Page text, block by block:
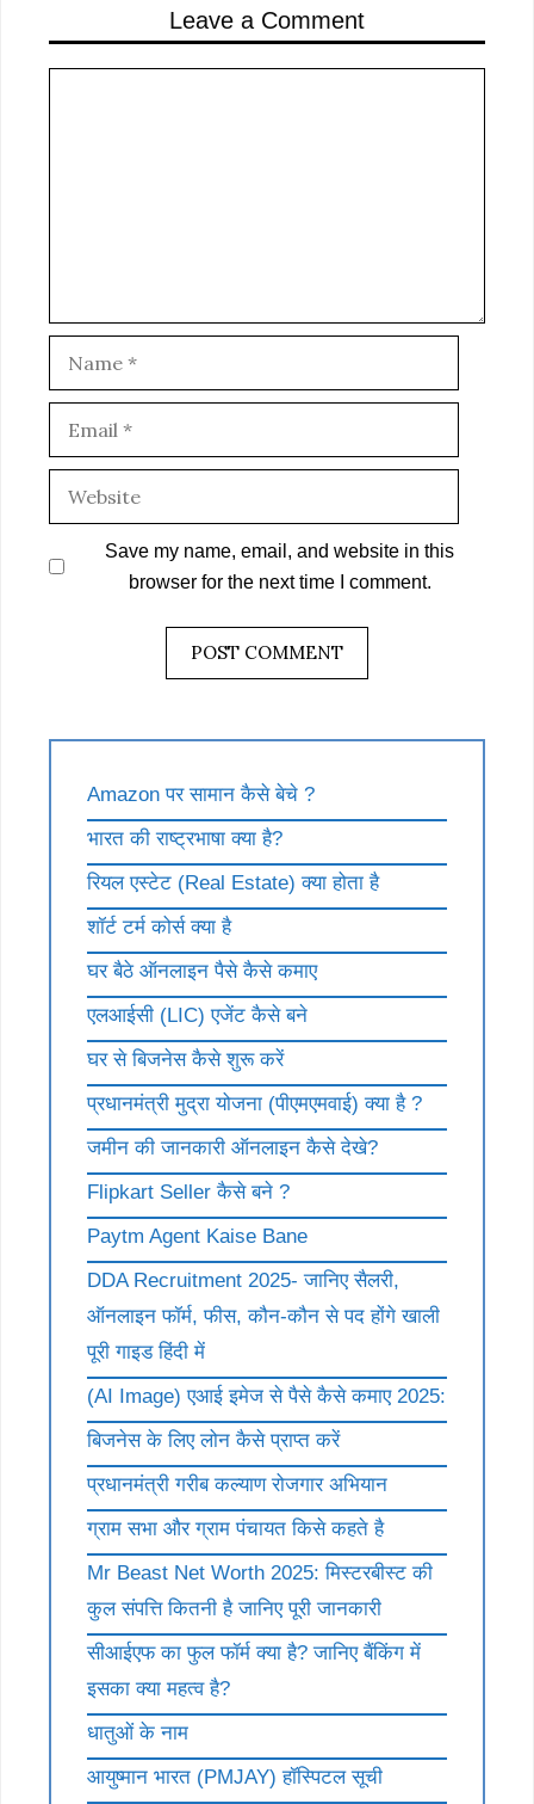
Leave a Comment
Save my name, email, and website in this
browser for the next time I comment.
Amazon पर सामान कैसे बेचे ?
भारत की राष्ट्रभाषा क्या है?
रियल एस्टेट (Real Estate) क्या होता है
शॉर्ट टर्म कोर्स क्या है
घर बैठे ऑनलाइन पैसे कैसे कमाए
एलआईसी (LIC) एजेंट कैसे बने
घर से बिजनेस कैसे शुरू करें
प्रधानमंत्री मुद्रा योजना (पीएमएमवाई) क्या है ?
जमीन की जानकारी ऑनलाइन कैसे देखे?
Flipkart Seller कैसे बने ?
Paytm Agent Kaise Bane
DDA Recruitment 2025- जानिए सैलरी,
ऑनलाइन फॉर्म, फीस, कौन-कौन से पद होंगे खाली
पूरी गाइड हिंदी में
(AI Image) एआई इमेज से पैसे कैसे कमाए 2025:
बिजनेस के लिए लोन कैसे प्राप्त करें
प्रधानमंत्री गरीब कल्याण रोजगार अभियान
ग्राम सभा और ग्राम पंचायत किसे कहते है
Mr Beast Net Worth 2025: मिस्टरबीस्ट की
कुल संपत्ति कितनी है जानिए पूरी जानकारी
सीआईएफ का फुल फॉर्म क्या है? जानिए बैंकिंग में
इसका क्या महत्व है?
धातुओं के नाम
आयुष्मान भारत (PMJAY) हॉस्पिटल सूची